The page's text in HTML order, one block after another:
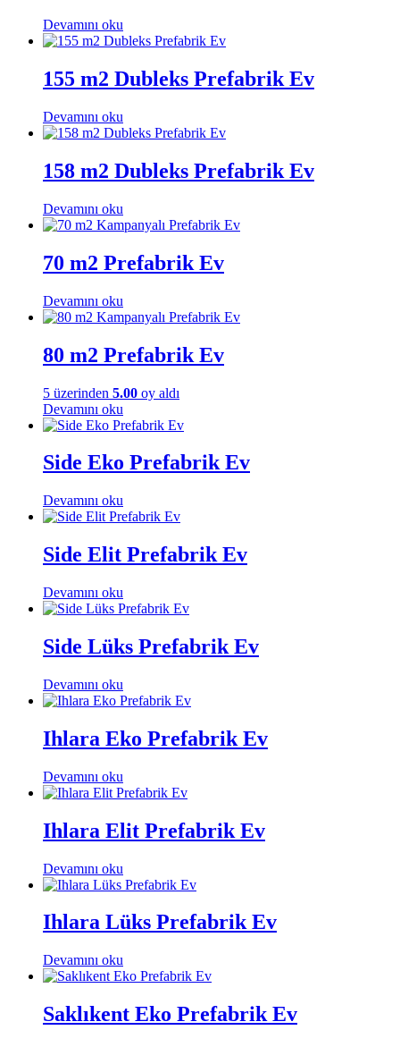
Devamını oku
155 m2 Dubleks Prefabrik Ev
Devamını oku
158 m2 Dubleks Prefabrik Ev
Devamını oku
70 m2 Prefabrik Ev
Devamını oku
80 m2 Prefabrik Ev
5 üzerinden 5.00 oy aldı
Devamını oku
Side Eko Prefabrik Ev
Devamını oku
Side Elit Prefabrik Ev
Devamını oku
Side Lüks Prefabrik Ev
Devamını oku
Ihlara Eko Prefabrik Ev
Devamını oku
Ihlara Elit Prefabrik Ev
Devamını oku
Ihlara Lüks Prefabrik Ev
Devamını oku
Saklıkent Eko Prefabrik Ev